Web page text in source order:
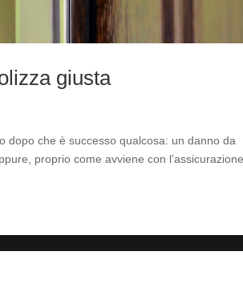
giusta
dopo che è successo qualcosa: un danno da
proprio come avviene con